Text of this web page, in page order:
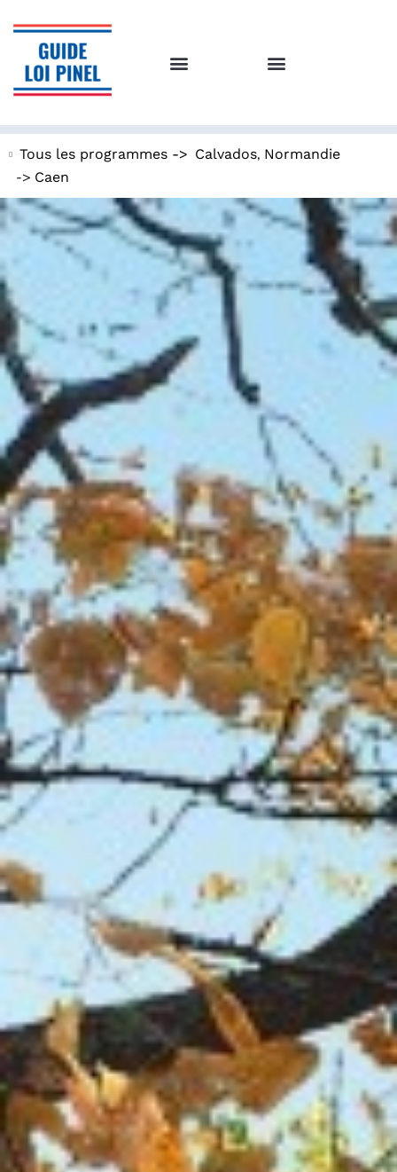
Tous les programmes -> Calvados, Normandie
-> Caen